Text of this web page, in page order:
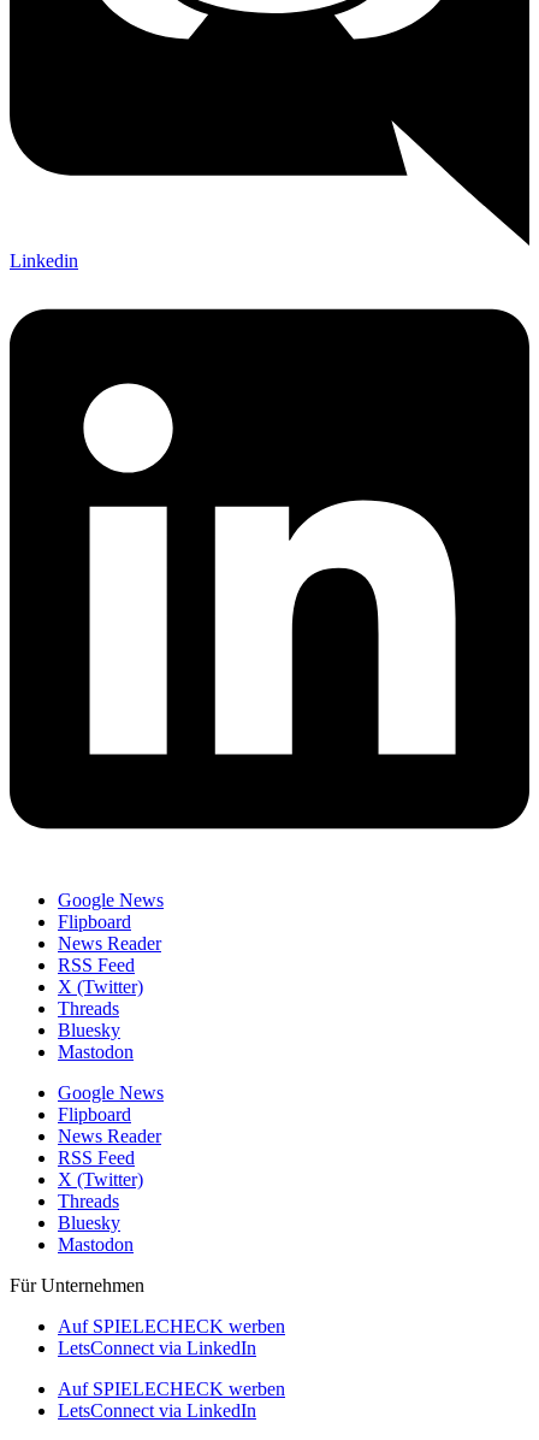
Linkedin
Google News
Flipboard
News Reader
RSS Feed
X (Twitter)
Threads
Bluesky
Mastodon
Google News
Flipboard
News Reader
RSS Feed
X (Twitter)
Threads
Bluesky
Mastodon
Für Unternehmen
Auf SPIELECHECK werben
LetsConnect via LinkedIn
Auf SPIELECHECK werben
LetsConnect via LinkedIn